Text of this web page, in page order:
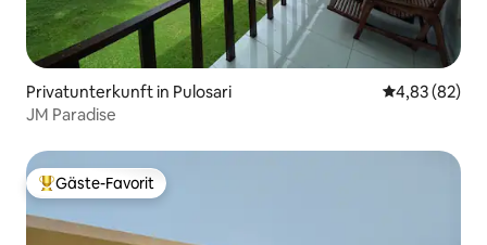
Privatunterkunft in Pulosari
4,83 (82)
JM Paradise
Beliebter Gäste-Favorit.
Gäste-Favorit